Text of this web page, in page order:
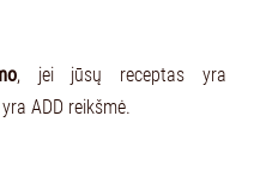
, jei jūsų receptas yra
ADD reikšmė.